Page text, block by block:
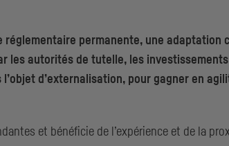
permanente, une adaptation
les autorités de tutelle, les
d’externalisation, pour gagner en
et bénéficie de l’expérience et de la